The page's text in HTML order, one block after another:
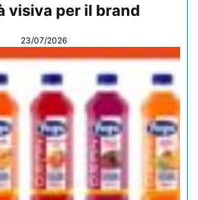
visiva per il brand
23/07/2026